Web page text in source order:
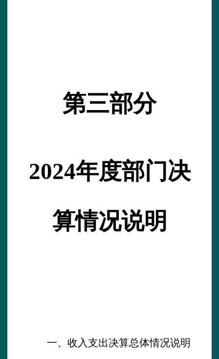
第三部分
2024年度部门决
算情况说明
一、收入支出决算总体情况说明